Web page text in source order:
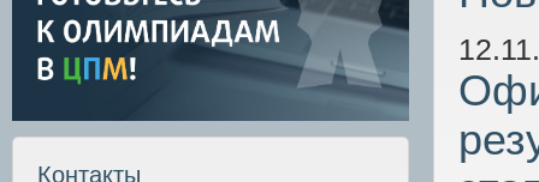
Контакты